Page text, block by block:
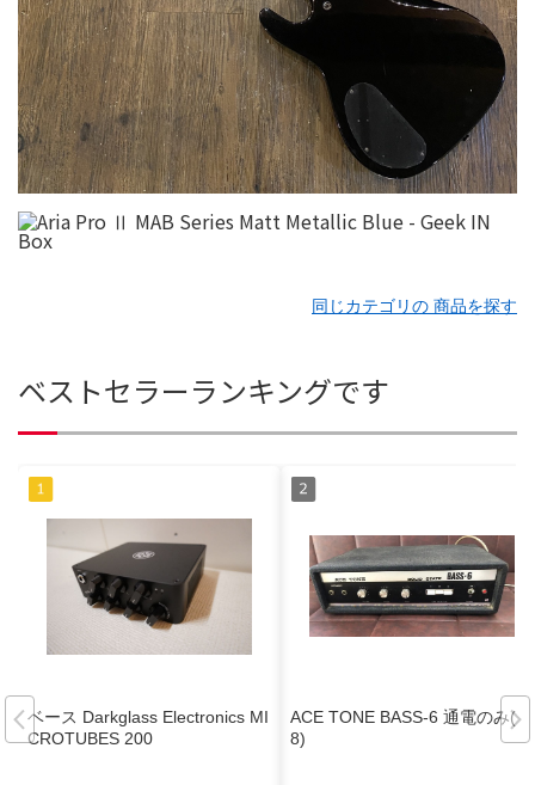
同じカテゴリの 商品を探す
ベストセラーランキングです
ベース Darkglass Electronics MI
CROTUBES 200
ACE TONE BASS-6 通電のみ(J1
8)